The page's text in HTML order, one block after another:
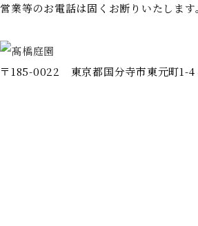
営業等のお電話は固くお断りいたします。
〒185-0022 東京都国分寺市東元町1-4